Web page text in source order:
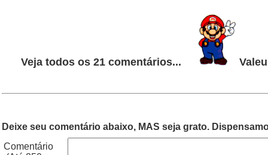
Veja todos os 21 comentários...
Deixe seu comentário abaixo, MAS seja grato.
Comentário